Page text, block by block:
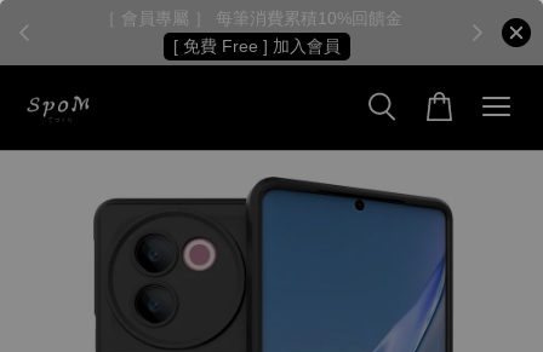
［ 會員專屬 ］ 每筆消費累積10%回饋金
[ 免費 Free ] 加入會員